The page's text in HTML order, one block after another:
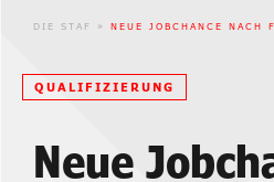
DIE STAF » NEUE JOBCHANCE NACH
QUALIFIZIERUNG
Neue